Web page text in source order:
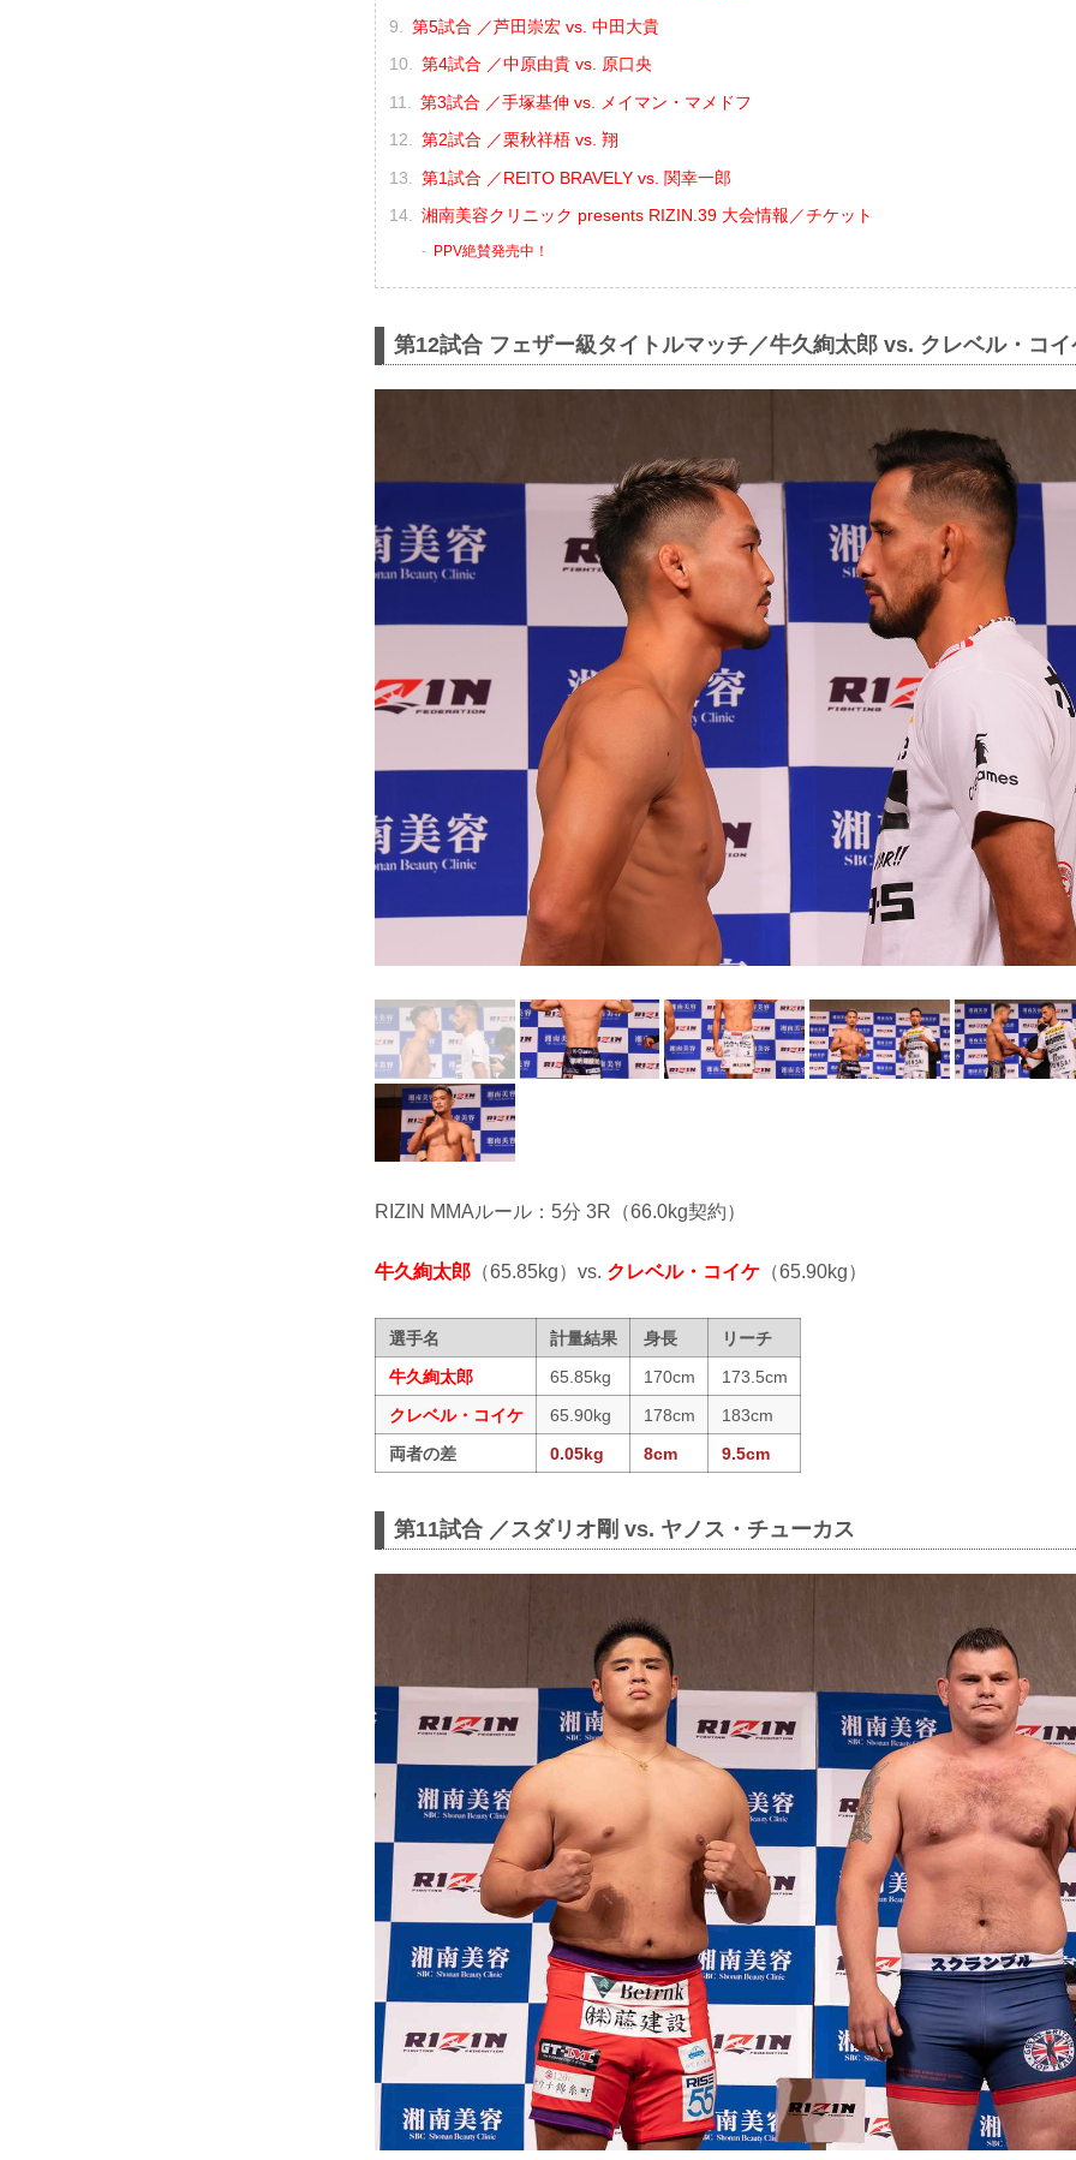
第5試合 ／芦田崇宏 vs. 中田大貴
第4試合 ／中原由貴 vs. 原口央
第3試合 ／手塚基伸 vs. メイマン・マメドフ
第2試合 ／栗秋祥梧 vs. 翔
第1試合 ／REITO BRAVELY vs. 関幸一郎
湘南美容クリニック presents RIZIN.39 大会情報／チケット
PPV絶賛発売中！
第12試合 フェザー級タイトルマッチ／牛久絢太郎 vs. クレベル・コイ
RIZIN MMAルール：5分 3R（66.0kg契約）
牛久絢太郎 （65.85kg）vs. クレベル・コイケ （65.90kg）
選手名 計量結果 身長
リーチ
牛久絢太郎
65.85kg 170cm
173.5cm
クレベル・コイケ
65.90kg 178cm
183cm
両者の差
0.05kg 8cm 9.5cm
第11試合 ／スダリオ剛 vs. ヤノス・チューカス